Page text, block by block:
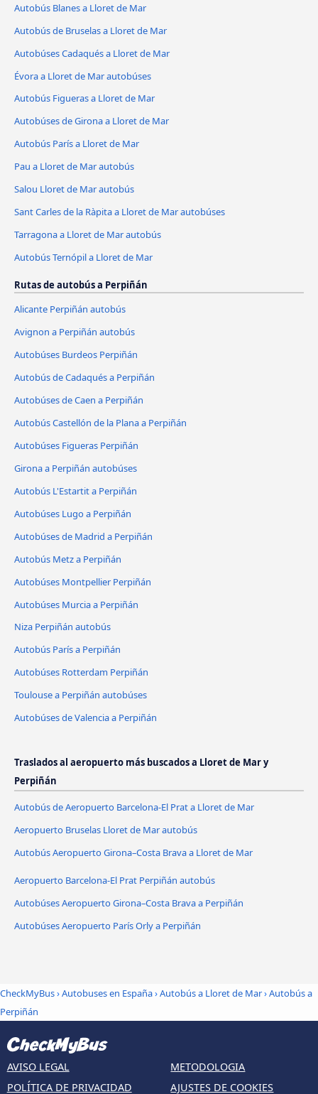
Autobús Blanes a Lloret de Mar
Autobús de Bruselas a Lloret de Mar
Autobúses Cadaqués a Lloret de Mar
Évora a Lloret de Mar autobúses
Autobús Figueras a Lloret de Mar
Autobúses de Girona a Lloret de Mar
Autobús París a Lloret de Mar
Pau a Lloret de Mar autobús
Salou Lloret de Mar autobús
Sant Carles de la Ràpita a Lloret de Mar autobúses
Tarragona a Lloret de Mar autobús
Autobús Ternópil a Lloret de Mar
Rutas de autobús a Perpiñán
Alicante Perpiñán autobús
Avignon a Perpiñán autobús
Autobúses Burdeos Perpiñán
Autobús de Cadaqués a Perpiñán
Autobúses de Caen a Perpiñán
Autobús Castellón de la Plana a Perpiñán
Autobúses Figueras Perpiñán
Girona a Perpiñán autobúses
Autobús L'Estartit a Perpiñán
Autobúses Lugo a Perpiñán
Autobúses de Madrid a Perpiñán
Autobús Metz a Perpiñán
Autobúses Montpellier Perpiñán
Autobúses Murcia a Perpiñán
Niza Perpiñán autobús
Autobús París a Perpiñán
Autobúses Rotterdam Perpiñán
Toulouse a Perpiñán autobúses
Autobúses de Valencia a Perpiñán
Traslados al aeropuerto más buscados a Lloret de Mar y
Perpiñán
Autobús de Aeropuerto Barcelona-El Prat a Lloret de Mar
Aeropuerto Bruselas Lloret de Mar autobús
Autobús Aeropuerto Girona–Costa Brava a Lloret de Mar
Aeropuerto Barcelona-El Prat Perpiñán autobús
Autobúses Aeropuerto Girona–Costa Brava a Perpiñán
Autobúses Aeropuerto París Orly a Perpiñán
CheckMyBus›Autobuses en España›Autobús a Lloret de Mar›Autobús a
Perpiñán
AVISO LEGAL
POLÍTICA DE PRIVACIDAD
METODOLOGIA
AJUSTES DE COOKIES